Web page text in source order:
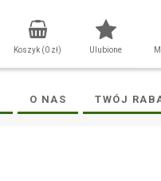
Ulubione
Koszyk (0 zł)
O NAS TWÓJ